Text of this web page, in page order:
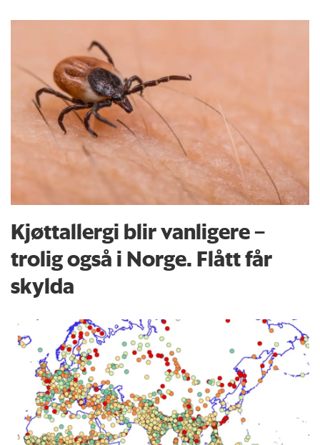
Kjøttallergi blir vanligere –
trolig også i Norge. Flått får
skylda